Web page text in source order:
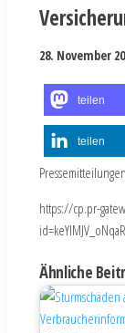
28. November
teilen
teilen
Pressemitteilungen
https://cp.pr-
Ähnliche